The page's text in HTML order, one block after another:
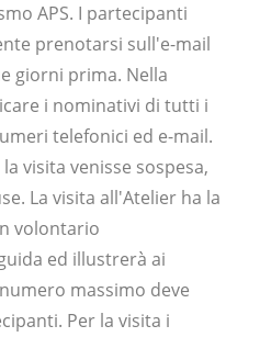
APS. I partecipanti
prenotarsi sull'e-mail
giorni prima. Nella
i nominativi di tutti i
telefonici ed e-mail.
visita venisse sospesa,
La visita all'Atelier ha la
volontario
ed illustrerà ai
massimo deve
Per la visita i